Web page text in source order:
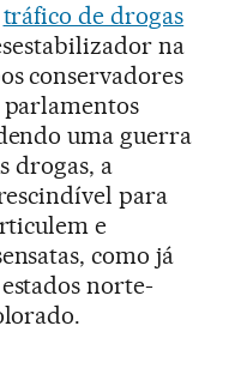
tráfico de drogas
na
conservadores
uma guerra
drogas, a
para
e
como já
norte-